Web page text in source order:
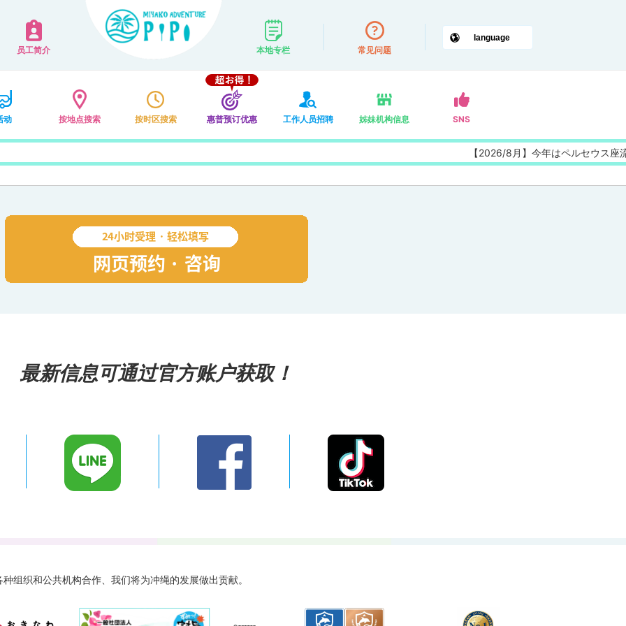
员工简介 本地专栏 常见问题
动 按地点搜索 按时区搜索 惠普预订优惠 工作人员招聘 姊妹机构信息 SNS
【2026/8月】今年はペルセウス座
最新信息可通过官方账户获取！
组织和公共机构合作、 我们将为冲绳的发展做出贡献。